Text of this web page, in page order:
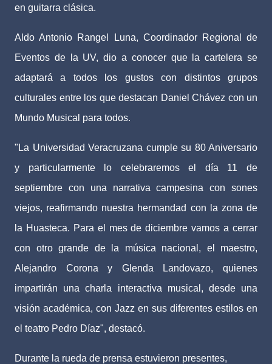
en guitarra clásica.
Aldo Antonio Rangel Luna, Coordinador Regional de
Eventos de la UV, dio a conocer que la cartelera se
adaptará a todos los gustos con distintos grupos
culturales entre los que destacan Daniel Chávez con un
Mundo Musical para todos.
"La Universidad Veracruzana cumple su 80 Aniversario
y particularmente lo celebraremos el día 11 de
septiembre con una narrativa campesina con sones
viejos, reafirmando nuestra hermandad con la zona de
la Huasteca. Para el mes de diciembre vamos a cerrar
con otro grande de la música nacional, el maestro,
Alejandro Corona y Glenda Landovazo, quienes
impartirán una charla interactiva musical, desde una
visión académica, con Jazz en sus diferentes estilos en
el teatro Pedro Díaz", destacó.
Durante la rueda de prensa estuvieron presentes,